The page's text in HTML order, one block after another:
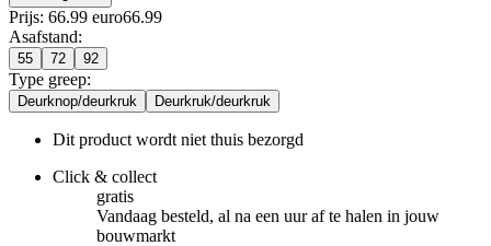
Prijs: 66.99 euro66.99
Asafstand:
55 72 92
Type greep:
Deurknop/deurkruk Deurkruk/deurkruk
Dit product wordt niet thuis bezorgd
Click & collect
gratis
Vandaag besteld, al na een uur af te halen in jouw
bouwmarkt